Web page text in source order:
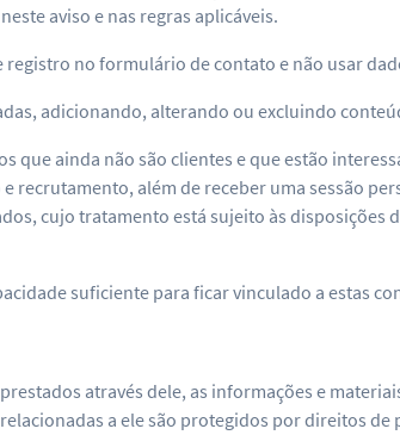
aviso e nas regras aplicáveis.
no formulário de contato e não usar
adicionando, alterando ou excluindo
ainda não são clientes e que estão
além de receber uma sessão
cujo tratamento está sujeito às disposições
suficiente para ficar vinculado a estas
através dele, as informações e
a ele são protegidos por direitos